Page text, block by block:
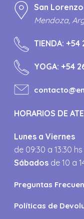
San
Mendoza,
TIENDA:+54
YOGA:+54
HORARIOS DE
Lunes a Viernes
de 09:30 a 13:30
Sábados de 10 a
Preguntas
Políticas de